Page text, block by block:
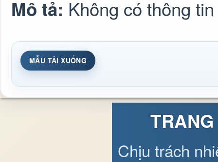
Mô tả: Không có thông tin
MẪU TẢI XUỐNG
Chịu trách